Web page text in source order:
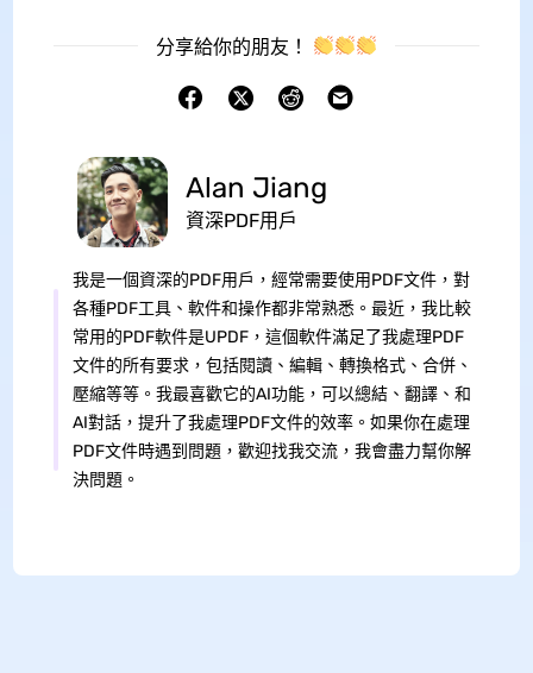
分享給你的朋友！
Alan Jiang
資深PDF用戶
我是一個資深的PDF用戶，經常需要使用PDF文件，對
各種PDF工具、軟件和操作都非常熟悉。最近，我比較
常用的PDF軟件是UPDF，這個軟件滿足了我處理PDF
文件的所有要求，包括閱讀、編輯、轉換格式、合併、
壓縮等等。我最喜歡它的AI功能，可以總結、翻譯、和
AI對話，提升了我處理PDF文件的效率。如果你在處理
PDF文件時遇到問題，歡迎找我交流，我會盡力幫你解
決問題。